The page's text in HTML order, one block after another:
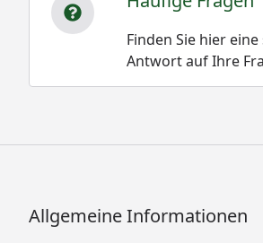
Finden Sie hier
Antwort auf Ihre
Allgemeine Informationen